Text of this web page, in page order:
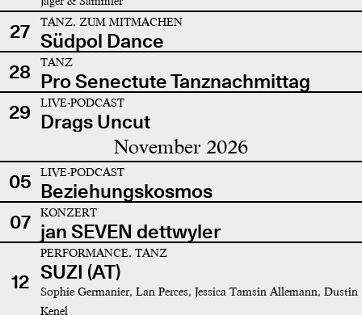
27 TANZ, ZUM MITMACHEN
Südpol Dance
28
TANZ
Pro Senectute Tanznachmittag
29
LIVE-PODCAST
Drags Uncut
November 2026
05 LIVE-PODCAST
Beziehungskosmos
07
KONZERT
jan SEVEN dettwyler
12
PERFORMANCE, TANZ
SUZI (AT)
Sophie Germanier, Lan Perces, Jessica Tamsin Allemann, Dustin
Kenel